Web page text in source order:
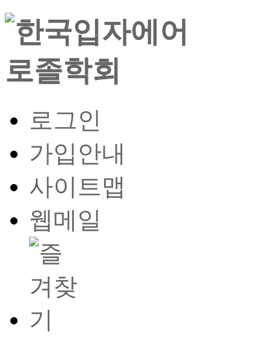
로그인
가입안내
사이트맵
웹메일